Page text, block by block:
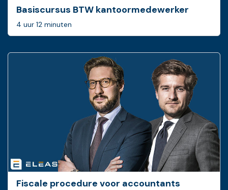
Basiscursus BTW ­kantoormedewerker
4 uur 12 minuten
Fiscale procedure voor accountants